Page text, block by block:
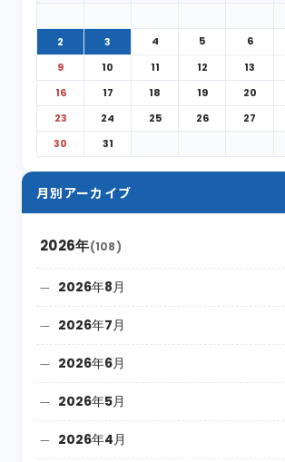
2
3 4 5 6
9
10 11 12 13
16
17 18 19 20
23
24 25 26 27
30
31
月別アーカイブ
2026年(108)
2026年8月
2026年7月
2026年6月
2026年5月
2026年4月